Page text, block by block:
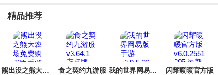
精品推荐
熊出没之熊大农场免费购买版手游 食之契约九游服 我的世界网易版手游 闪耀暖暖官方版